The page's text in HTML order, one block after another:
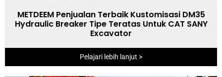
METDEEM Penjualan Terbaik Kustomisasi DM35
Hydraulic Breaker Tipe Teratas Untuk CAT SANY
Excavator
Pelajari lebih lanjut >